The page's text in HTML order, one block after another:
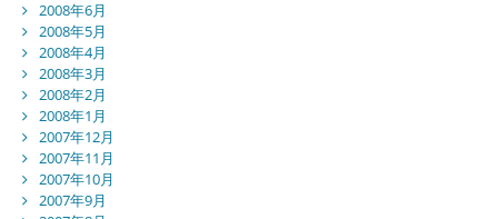
2008年6月
2008年5月
2008年4月
2008年3月
2008年2月
2008年1月
2007年12月
2007年11月
2007年10月
2007年9月